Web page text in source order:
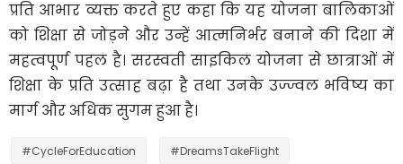
प्रति आभार व्यक्त करते हुए कहा कि यह योजना बालिकाओं
को शिक्षा से जोड़ने और उन्हें आत्मनिर्भर बनाने की दिशा में
महत्वपूर्ण पहल है। सरस्वती साइकिल योजना से छात्राओं में
शिक्षा के प्रति उत्साह बढ़ा है तथा उनके उज्ज्वल भविष्य का
मार्ग और अधिक सुगम हुआ है।
#CycleForEducation #DreamsTakeFlight